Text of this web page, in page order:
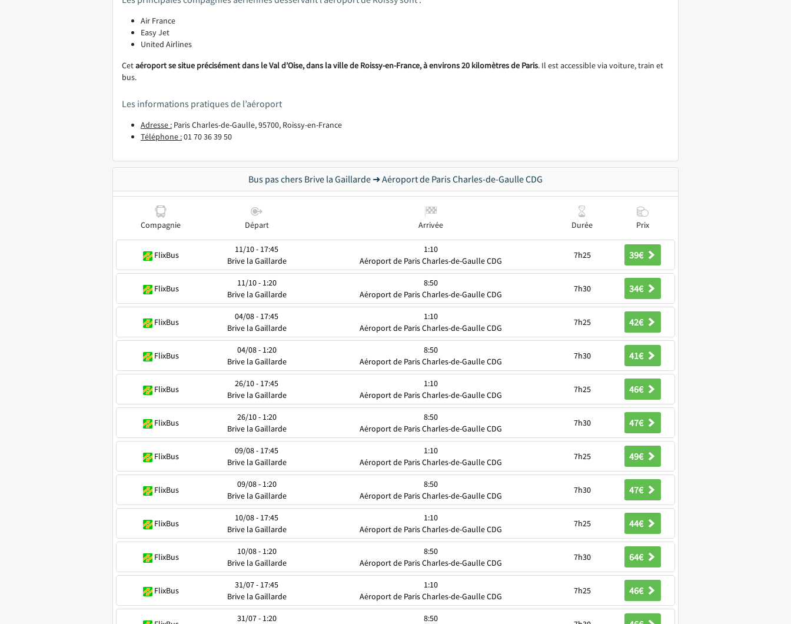
Air France
Easy Jet
United Airlines
Cetaéroport se situe précisément dans le Val d’Oise, dans la ville de Roissy-en-France, à environs 20 kilomètres de Paris. Il est accessible via voiture, train et
bus.
Les informations pratiques de l’aéroport
Adresse : Paris Charles-de-Gaulle, 95700, Roissy-en-France
Téléphone :01 70 36 39 50
Bus pas chers Brive la Gaillarde ➜ Aéroport de Paris Charles-de-Gaulle CDG
Compagnie Départ Arrivée Durée Prix
FlixBus
11/10 - 17:45
Brive la Gaillarde
1:10
Aéroport de Paris Charles-de-Gaulle CDG
7h25 39€
FlixBus
11/10 - 1:20
Brive la Gaillarde
8:50
Aéroport de Paris Charles-de-Gaulle CDG
7h30 34€
FlixBus
04/08 - 17:45
Brive la Gaillarde
1:10
Aéroport de Paris Charles-de-Gaulle CDG
7h25 42€
FlixBus
04/08 - 1:20
Brive la Gaillarde
8:50
Aéroport de Paris Charles-de-Gaulle CDG
7h30 41€
FlixBus
26/10 - 17:45
Brive la Gaillarde
1:10
Aéroport de Paris Charles-de-Gaulle CDG
7h25 46€
FlixBus
26/10 - 1:20
Brive la Gaillarde
8:50
Aéroport de Paris Charles-de-Gaulle CDG
7h30 47€
FlixBus
09/08 - 17:45
Brive la Gaillarde
1:10
Aéroport de Paris Charles-de-Gaulle CDG
7h25 49€
FlixBus
09/08 - 1:20
Brive la Gaillarde
8:50
Aéroport de Paris Charles-de-Gaulle CDG
7h30 47€
FlixBus
10/08 - 17:45
Brive la Gaillarde
1:10
Aéroport de Paris Charles-de-Gaulle CDG
7h25 44€
FlixBus
10/08 - 1:20
Brive la Gaillarde
8:50
Aéroport de Paris Charles-de-Gaulle CDG
7h30 64€
FlixBus
31/07 - 17:45
Brive la Gaillarde
1:10
Aéroport de Paris Charles-de-Gaulle CDG
7h25 46€
31/07 - 1:20 8:50